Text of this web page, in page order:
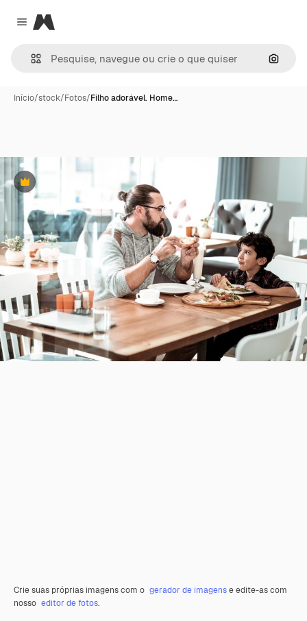
Close menu
Magnific
Início/stock/Fotos/Filho adorável. Home…
Premium
Crie suas próprias imagens com o gerador de imagense edite-as com
nosso editor de fotos.